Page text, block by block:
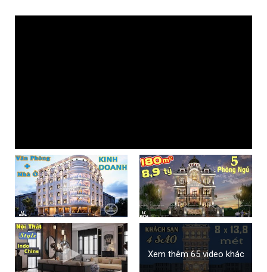
Xem thêm 65 video khác